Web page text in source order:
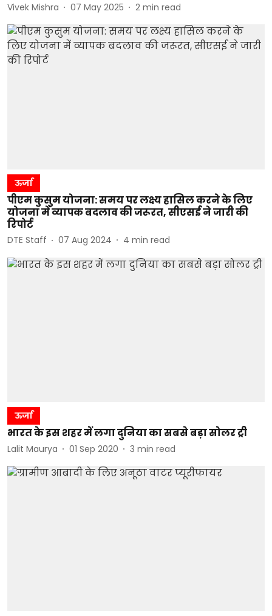
Vivek Mishra 07 May 2025 2 min read
ऊर्जा
पीएम कुसुम योजना: समय पर लक्ष्य हासिल करने के लिए
योजना में व्यापक बदलाव की जरूरत, सीएसई ने जारी की
रिपोर्ट
DTE Staff 07 Aug 2024 4 min read
ऊर्जा
भारत के इस शहर में लगा दुनिया का सबसे बड़ा सोलर ट्री
Lalit Maurya 01 Sep 2020 3 min read